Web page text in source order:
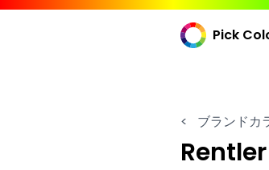
Pick
< ブランドカ
Rentler